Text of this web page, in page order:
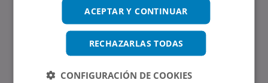
www.altamirainmuebles.com
Edificio Skylight
Avenida de Manoteras 14-16, 28050, Madrid
ACEPTAR Y CONTINUAR
RECHAZARLAS TODAS
CONFIGURACIÓN DE COOKIES